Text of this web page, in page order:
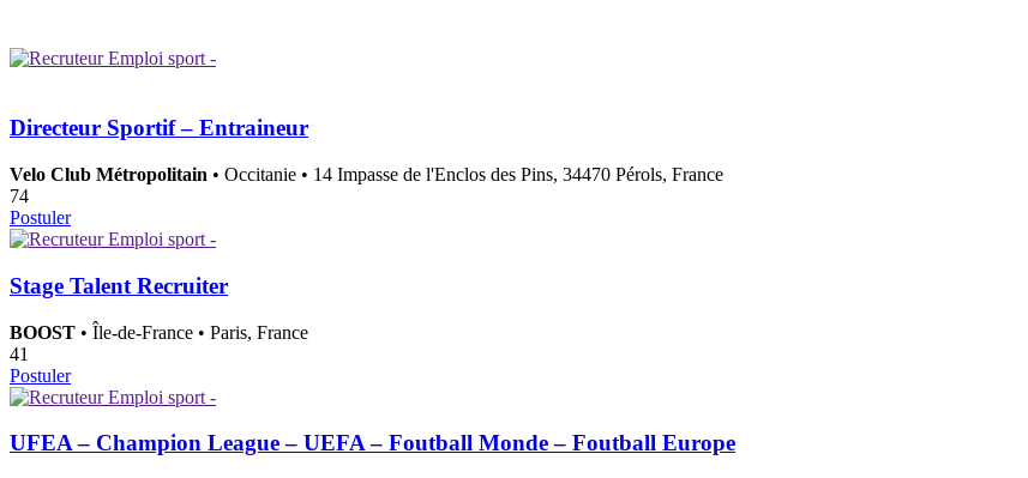
Directeur Sportif – Entraineur
Velo Club Métropolitain • Occitanie • 14 Impasse de l'Enclos des Pins, 34470 Pérols, France
74
Postuler
Stage Talent Recruiter
BOOST • Île-de-France • Paris, France
41
Postuler
UFEA – Champion League – UEFA – Foutball Monde – Foutball Europe